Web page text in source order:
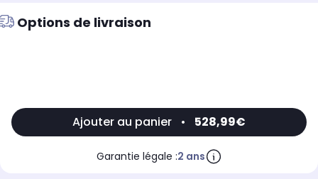
Options de livraison
Ajouter au panier • 528,99€
Garantie légale :2 ans